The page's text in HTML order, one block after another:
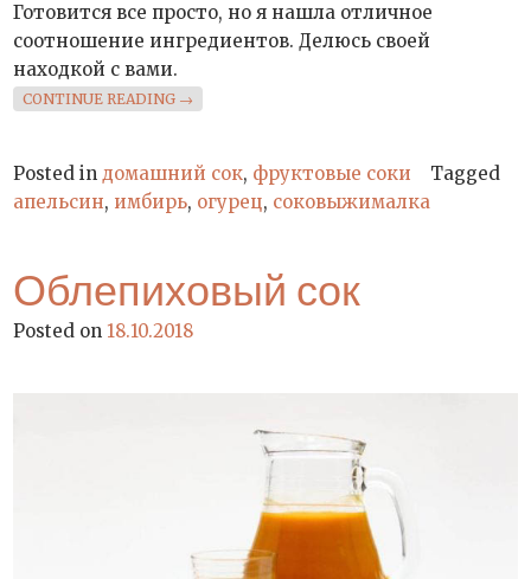
Готовится все просто, но я нашла отличное
соотношение ингредиентов. Делюсь своей
находкой с вами.
CONTINUE READING «НАПИТОК ИЗ АПЕЛЬСИНОВ»
→
Posted inдомашний сок, фруктовые соки
Tagged
апельсин, имбирь, огурец, соковыжималка
Облепиховый сок
Posted on 18.10.2018